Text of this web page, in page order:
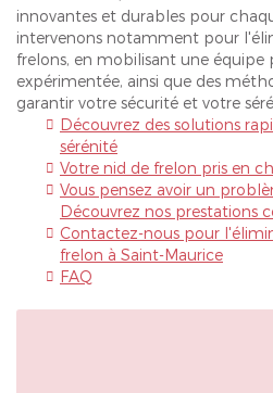
innovantes et durables pour
intervenons notamment pour
frelons, en mobilisant une équipe
expérimentée, ainsi que des
garantir votre sécurité et votre
Découvrez des solutions
sérénité
Votre nid de frelon pris en
Vous pensez avoir un
Découvrez nos prestations
Contactez-nous pour
frelon à Saint-Maurice
FAQ